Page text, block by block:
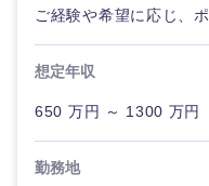
鳥取県
ご経験や希望に応じ、
想定年収
650 万円 ～ 1300 万円
勤務地